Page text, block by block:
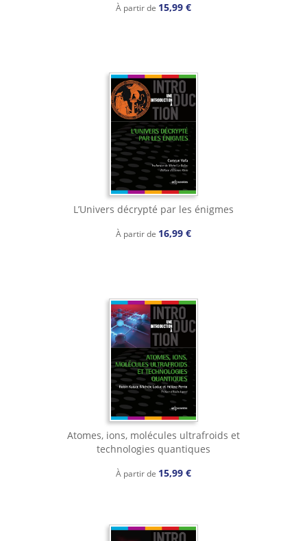
À partir de 15,99 €
L’Univers décrypté par les énigmes
À partir de 16,99 €
Atomes, ions, molécules ultrafroids et
technologies quantiques
À partir de 15,99 €